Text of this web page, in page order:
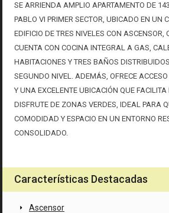
SE ARRIENDA AMPLIO APARTAMENTO DE
PABLO VI PRIMER SECTOR, UBICADO EN UN
EDIFICIO DE TRES NIVELES CON ASCENSOR,
CUENTA CON COCINA INTEGRAL A GAS,
HABITACIONES Y TRES BAÑOS
SEGUNDO NIVEL. ADEMÁS, OFRECE
Y UNA EXCELENTE UBICACIÓN QUE
DISFRUTE DE ZONAS VERDES, IDEAL PARA
COMODIDAD Y ESPACIO EN UN ENTORNO
CONSOLIDADO.
Características Destacadas
Ascensor